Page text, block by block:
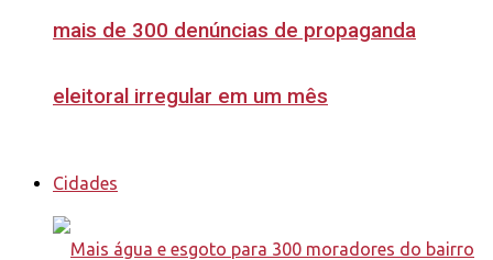
mais de 300 denúncias de propaganda
eleitoral irregular em um mês
Cidades